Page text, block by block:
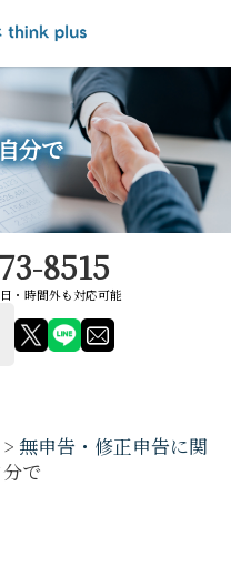
分で
8515
・時間外も対応可能
> 無申告・修正申告に関
で